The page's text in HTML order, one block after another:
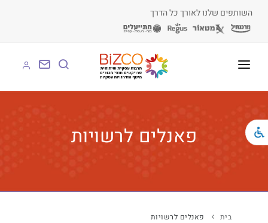
השותפים שלנו לאורך כל הדרך
על BIZCO
BIZCO לעסקים
פאנלים לרשויות
בית פאנלים לרשויות